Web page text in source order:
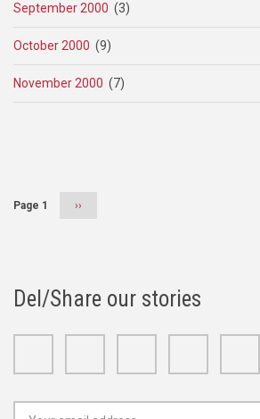
September 2000 (3)
October 2000 (9)
November 2000 (7)
Page 1
Next
››
Del/Share our stories